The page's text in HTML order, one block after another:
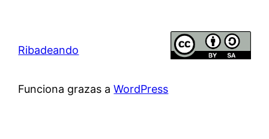
Ribadeando
Funciona grazas aWordPress